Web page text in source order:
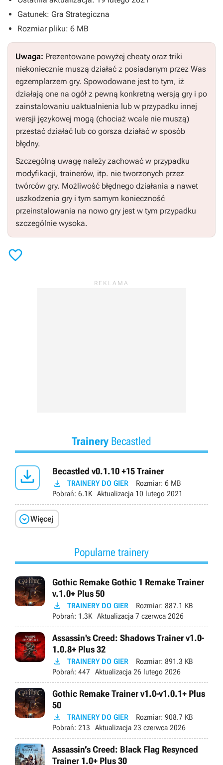
Gatunek: Gra Strategiczna
Rozmiar pliku: 6 MB
Uwaga: Prezentowane powyżej cheaty oraz triki
niekoniecznie muszą działać z posiadanym przez Was
egzemplarzem gry. Spowodowane jest to tym, iż
działają one na ogół z pewną konkretną wersją gry i po
zainstalowaniu uaktualnienia lub w przypadku innej
wersji językowej mogą (chociaż wcale nie muszą)
przestać działać lub co gorsza działać w sposób
błędny.
Szczególną uwagę należy zachować w przypadku
modyfikacji, trainerów, itp. nie tworzonych przez
twórców gry. Możliwość błędnego działania a nawet
uszkodzenia gry i tym samym konieczność
przeinstalowania na nowo gry jest w tym przypadku
szczególnie wysoka.

Trainery Becastled
 Becastled v0.1.10 +15 Trainer
 TRAINERY DO GIER Rozmiar: 6 MB
Pobrań: 6.1K Aktualizacja 10 lutego 2021
Więcej
Popularne trainery
Gothic Remake Gothic 1 Remake Trainer
v.1.0+ Plus 50
 TRAINERY DO GIER Rozmiar: 887.1 KB
Pobrań: 1.3K Aktualizacja 7 czerwca 2026
Assassin's Creed: Shadows Trainer v1.0-
1.0.8+ Plus 32
 TRAINERY DO GIER Rozmiar: 891.3 KB
Pobrań: 447 Aktualizacja 26 lutego 2026
Gothic Remake Trainer v1.0-v1.0.1+ Plus
50
 TRAINERY DO GIER Rozmiar: 908.7 KB
Pobrań: 213 Aktualizacja 23 czerwca 2026
Assassin’s Creed: Black Flag Resynced
Trainer 1.0+ Plus 30